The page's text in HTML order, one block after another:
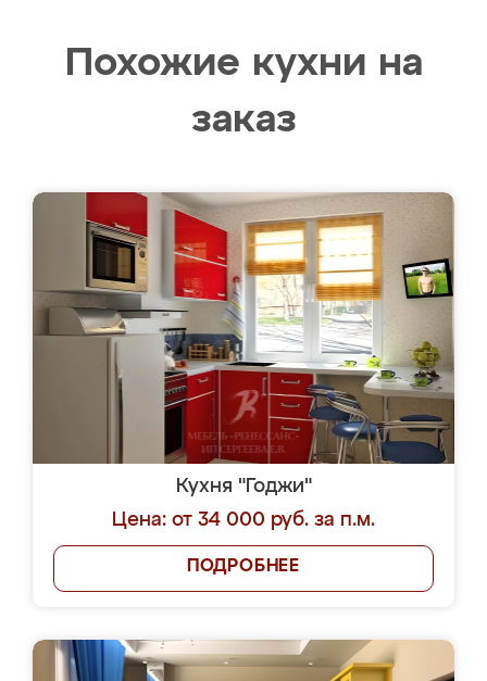
Похожие кухни на
заказ
Кухня "Годжи"
Цена: от 34 000 руб. за п.м.
ПОДРОБНЕЕ